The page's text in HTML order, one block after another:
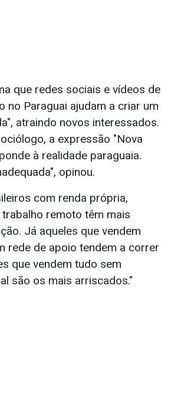
que redes sociais e vídeos de
no Paraguai ajudam a criar um
atraindo novos interessados.
a expressão "Nova
à realidade paraguaia.
opinou.
com renda própria,
remoto têm mais
Já aqueles que vendem
rede de apoio tendem a correr
que vendem tudo sem
são os mais arriscados."